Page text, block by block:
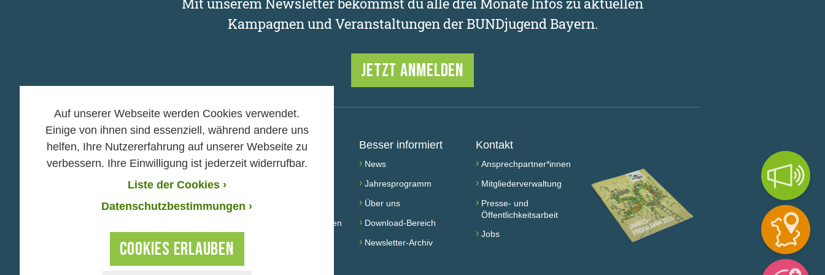
Auf unserer Webseite werden Cookies verwendet.
Einige von ihnen sind essenziell, während andere uns
helfen, Ihre Nutzererfahrung auf unserer Webseite zu
verbessern. Ihre Einwilligung ist jederzeit widerrufbar.
Liste der Cookies ›
Datenschutzbestimmungen ›
COOKIES ERLAUBEN
Kampagnen und Veranstaltungen der BUNDjugend Bayern.
JETZT ANMELDEN
Kampagnen
› Gasbohrung in Bayern
unterschreiben!
› Kampagnen-Archiv
Mitmachen
› Aktiv werden!
› Gruppe finden
Veranstaltung besuchen
Besser informiert
› News
› Jahresprogramm
› Über uns
› Download-Bereich
› Newsletter-Archiv
Kontakt
› Ansprechpartner*innen
› Mitgliederverwaltung
› Presse- und
Öffentlichkeitsarbeit
› Jobs
›Impressum und Datenschutz